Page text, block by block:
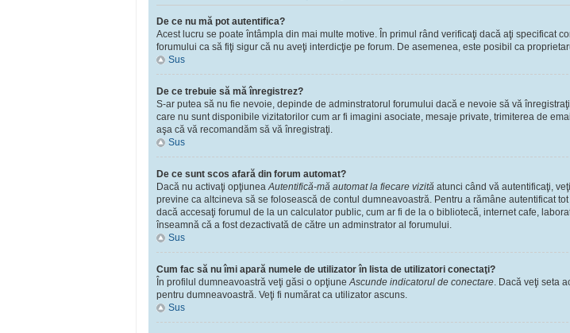
De ce nu mă pot autentifica?
Acest lucru se poate întâmpla din mai multe motive. În primul rând verificaţi dacă aţi specificat
forumului ca să fiţi sigur că nu aveţi interdicţie pe forum. De asemenea, este posibil ca
Sus
De ce trebuie să mă înregistrez?
S-ar putea să nu fie nevoie, depinde de adminstratorul forumului dacă e nevoie să vă
care nu sunt disponibile vizitatorilor cum ar fi imagini asociate, mesaje private, trimiterea de
aşa că vă recomandăm să vă înregistraţi.
Sus
De ce sunt scos afară din forum automat?
Dacă nu activaţi opţiuneaAutentifică-mă automat la fiecare vizită atunci când vă autentificaţi,
previne ca altcineva să se folosească de contul dumneavoastră. Pentru a rămâne autentificat
dacă accesaţi forumul de la un calculator public, cum ar fi de la o bibliotecă, internet cafe,
înseamnă că a fost dezactivată de către un adminstrator al forumului.
Sus
Cum fac să nu îmi apară numele de utilizator în lista de utilizatori conectaţi?
În profilul dumneavoastră veţi găsi o opţiuneAscunde indicatorul de conectare. Dacă veţi seta
pentru dumneavoastră. Veţi fi numărat ca utilizator ascuns.
Sus